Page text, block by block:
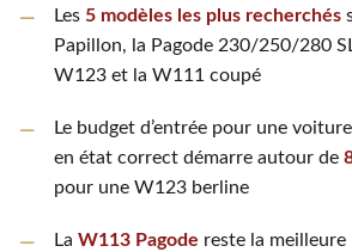
Les 5 modèles les plus recherchés
Papillon, la Pagode 230/250/280
W123 et la W111 coupé
Le budget d’entrée pour une
en état correct démarre autour de
pour une W123 berline
La W113 Pagode reste la